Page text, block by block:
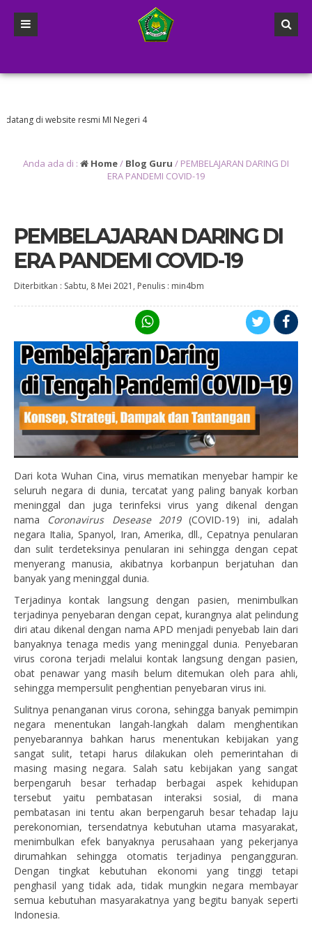
website resmi MI Negeri 4
Anda ada di : Home/ Blog Guru / PEMBELAJARAN DARING DI
ERA PANDEMI COVID-19
PEMBELAJARAN DARING DI
ERA PANDEMI COVID-19
Diterbitkan : Sabtu, 8 Mei 2021 , Penulis : min4bm
Dari kota Wuhan Cina, virus mematikan menyebar hampir ke
seluruh negara di dunia, tercatat yang paling banyak korban
meninggal dan juga terinfeksi virus yang dikenal dengan
nama Coronavirus Desease 2019(COVID-19) ini, adalah
negara Italia, Spanyol, Iran, Amerika, dll., Cepatnya penularan
dan sulit terdeteksinya penularan ini sehingga dengan cepat
menyerang manusia, akibatnya korbanpun berjatuhan dan
banyak yang meninggal dunia.
Terjadinya kontak langsung dengan pasien, menimbulkan
terjadinya penyebaran dengan cepat, kurangnya alat pelindung
diri atau dikenal dengan nama APD menjadi penyebab lain dari
banyaknya tenaga medis yang meninggal dunia. Penyebaran
virus corona terjadi melalui kontak langsung dengan pasien,
obat penawar yang masih belum ditemukan oleh para ahli,
sehingga mempersulit penghentian penyebaran virus ini.
Sulitnya penanganan virus corona, sehingga banyak pemimpin
negara menentukan langah-langkah dalam menghentikan
penyebarannya bahkan harus menentukan kebijakan yang
sangat sulit, tetapi harus dilakukan oleh pemerintahan di
masing masing negara. Salah satu kebijakan yang sangat
berpengaruh besar terhadap berbagai aspek kehidupan
tersebut yaitu pembatasan interaksi sosial, di mana
pembatasan ini tentu akan berpengaruh besar tehadap laju
perekonomian, tersendatnya kebutuhan utama masyarakat,
menimbulkan efek banyaknya perusahaan yang pekerjanya
dirumahkan sehingga otomatis terjadinya pengangguran.
Dengan tingkat kebutuhan ekonomi yang tinggi tetapi
penghasil yang tidak ada, tidak mungkin negara membayar
semua kebutuhan masyarakatnya yang begitu banyak seperti
Indonesia.